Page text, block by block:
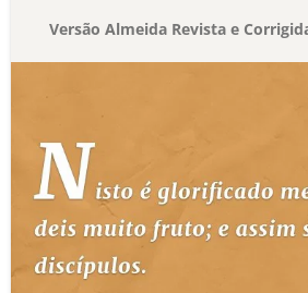
Versão Almeida Revista e